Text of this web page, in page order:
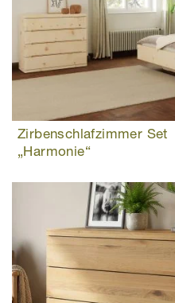
Zirbenschlafzimmer Set
„Harmonie“